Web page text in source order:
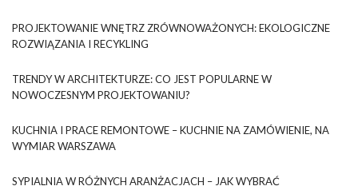
PROJEKTOWANIE WNĘTRZ ZRÓWNOWAŻONYCH: EKOLOGICZNE
ROZWIĄZANIA I RECYKLING
TRENDY W ARCHITEKTURZE: CO JEST POPULARNE W
NOWOCZESNYM PROJEKTOWANIU?
KUCHNIA I PRACE REMONTOWE – KUCHNIE NA ZAMÓWIENIE, NA
WYMIAR WARSZAWA
SYPIALNIA W RÓŻNYCH ARANŻACJACH – JAK WYBRAĆ